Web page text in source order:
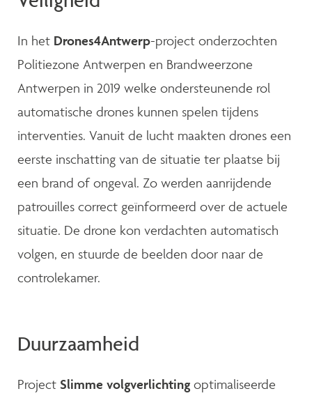
In het Drones4Antwerp-project onderzochten
Politiezone Antwerpen en Brandweerzone
Antwerpen in 2019 welke ondersteunende rol
automatische drones kunnen spelen tijdens
interventies. Vanuit de lucht maakten drones een
eerste inschatting van de situatie ter plaatse bij
een brand of ongeval. Zo werden aanrijdende
patrouilles correct geïnformeerd over de actuele
situatie. De drone kon verdachten automatisch
volgen, en stuurde de beelden door naar de
controlekamer.
Duurzaamheid
Project Slimme volgverlichting optimaliseerde